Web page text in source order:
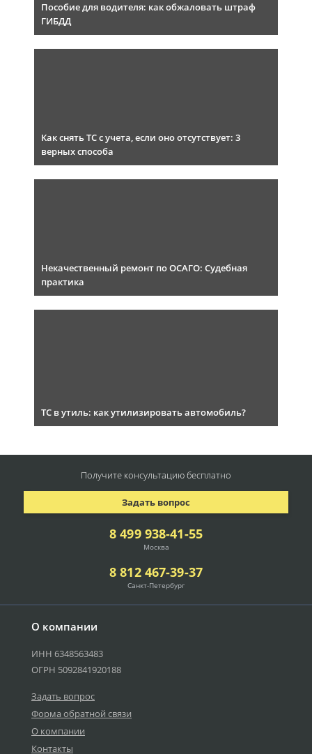
Пособие для водителя: как обжаловать штраф
ГИБДД
Как снять ТС с учета, если оно отсутствует: 3
верных способа
Некачественный ремонт по ОСАГО: Судебная
практика
ТС в утиль: как утилизировать автомобиль?
О компании
ИНН 6348563483
ОГРН 5092841920188
Задать вопрос
Форма обратной связи
О компании
Контакты
8 499 938-41-55
Москва
8 812 467-39-37
Санкт-Петербург
Задать вопрос
Получите консультациюбесплатно